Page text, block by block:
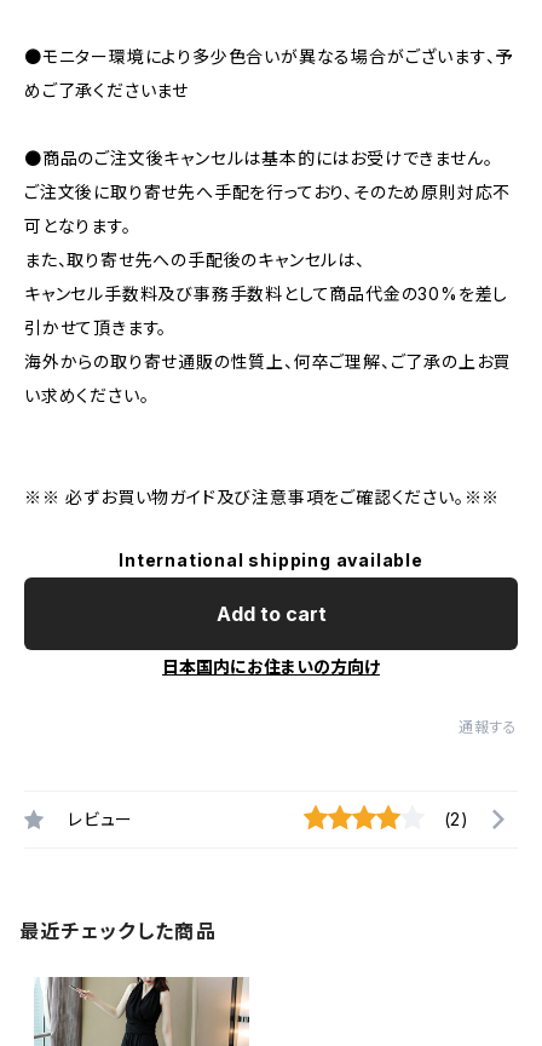
●モニター環境により多少色合いが異なる場合がございます、予
めご了承くださいませ
●商品のご注文後キャンセルは基本的にはお受けできません。
ご注文後に取り寄せ先へ手配を行っており、そのため原則対応不
可となります。
また、取り寄せ先への手配後のキャンセルは、
キャンセル手数料及び事務手数料として商品代金の30%を差し
引かせて頂きます。
海外からの取り寄せ通販の性質上、何卒ご理解、ご了承の上お買
い求めください。
※※ 必ずお買い物ガイド及び注意事項をご確認ください。※※
International shipping available
Add to cart
日本国内にお住まいの方向け
通報する
レビュー (2)
最近チェックした商品